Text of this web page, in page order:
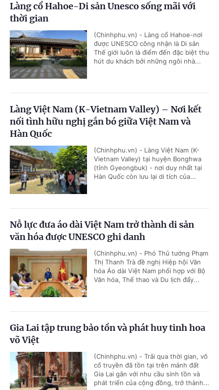
Làng cổ Hahoe-Di sản Unesco sống mãi với
thời gian
(Chinhphu.vn) - Làng cổ Hahoe-nơi
được UNESCO công nhận là Di sản
Thế giới luôn là điểm đến đặc biệt thu
hút du khách bởi những ngôi nhà...
Làng Việt Nam (K-Vietnam Valley) – Nơi kết
nối tình hữu nghị gắn bó giữa Việt Nam và
Hàn Quốc
(Chinhphu.vn) - Làng Việt Nam (K-
Vietnam Valley) tại huyện Bonghwa
(tỉnh Gyeongbuk) - nơi duy nhất tại
Hàn Quốc còn lưu lại di tích của...
Nỗ lực đưa áo dài Việt Nam trở thành di sản
văn hóa được UNESCO ghi danh
(Chinhphu.vn) - Phó Thủ tướng Phạm
Thị Thanh Trà đề nghị Hiệp hội Văn
hóa Áo dài Việt Nam phối hợp với Bộ
Văn hóa, Thể thao và Du lịch đẩy...
Gia Lai tập trung bảo tồn và phát huy tinh hoa
võ Việt
(Chinhphu.vn) - Trải qua thời gian, võ
cổ truyền đã tồn tại trên mảnh đất
Gia Lai gắn với nhu cầu sinh tồn và
phát triển của cộng đồng, trở thành...